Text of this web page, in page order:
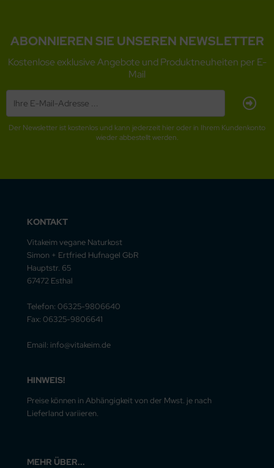
ABONNIEREN SIE UNSEREN NEWSLETTER
Kostenlose exklusive Angebote und Produktneuheiten per E-
Mail
Der Newsletter ist kostenlos und kann jederzeit hier oder in Ihrem Kundenkonto
wieder abbestellt werden.
KONTAKT
Vitakeim vegane Naturkost
Simon + Ertfried Hufnagel GbR
Hauptstr. 65
67472 Esthal
Telefon: 06325-9806640
Fax: 06325-9806641
Email: info@vitakeim.de
HINWEIS!
Preise können in Abhängigkeit von der Mwst. je nach
Lieferland variieren.
MEHR ÜBER...